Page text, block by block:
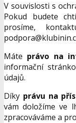
V souvislosti s
Pokud budete
prosíme,
Máte právo na
informační
údajů.
Díky právu na
vám doložíme ve
zpracováváme a